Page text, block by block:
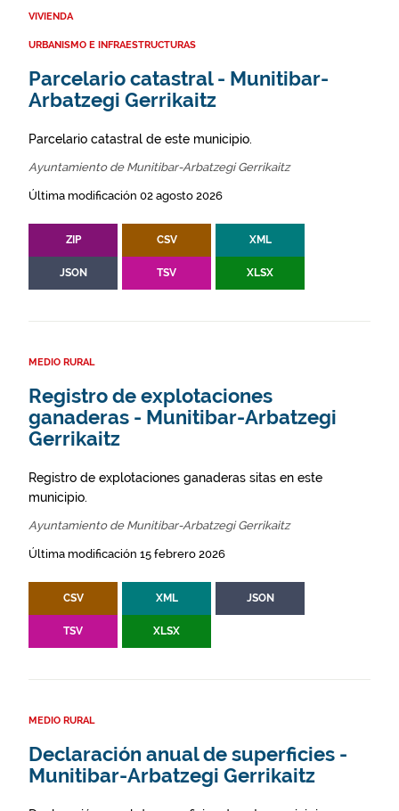
VIVIENDA
URBANISMO E INFRAESTRUCTURAS
Parcelario catastral - Munitibar-
Arbatzegi Gerrikaitz
Parcelario catastral de este municipio.
Ayuntamiento de Munitibar-Arbatzegi Gerrikaitz
Última modificación 02 agosto 2026
ZIP CSV XML
JSON TSV XLSX
MEDIO RURAL
Registro de explotaciones
ganaderas - Munitibar-Arbatzegi
Gerrikaitz
Registro de explotaciones ganaderas sitas en este
municipio.
Ayuntamiento de Munitibar-Arbatzegi Gerrikaitz
Última modificación 15 febrero 2026
CSV XML JSON
TSV XLSX
MEDIO RURAL
Declaración anual de superficies -
Munitibar-Arbatzegi Gerrikaitz